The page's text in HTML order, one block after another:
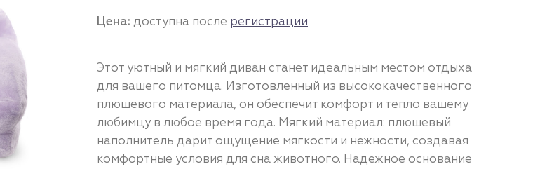
Цена: доступна после регистрации
Этот уютный и мягкий диван станет идеальным местом отдыха
для вашего питомца. Изготовленный из высококачественного
плюшевого материала, он обеспечит комфорт и тепло вашему
любимцу в любое время года. Мягкий материал: плюшевый
наполнитель дарит ощущение мягкости и нежности, создавая
комфортные условия для сна животного. Надежное основание